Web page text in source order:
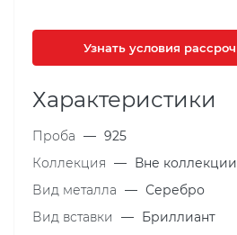
Узнать условия
Характеристики
Проба — 925
Коллекция — Вне коллекции
Вид металла — Серебро
Вид вставки
— Бриллиант